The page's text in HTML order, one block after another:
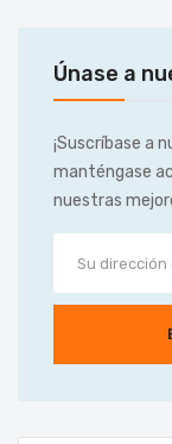
Únase a
¡Suscríbase a
manténgase
nuestras